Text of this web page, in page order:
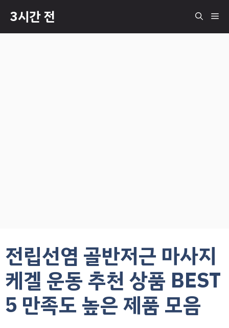
츠
3시간 전 메
전립선염 골반저근 마사지
케겔 운동 추천 상품 BEST
5 만족도 높은 제품 모음